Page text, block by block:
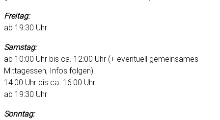
Freitag:
ab 19:30 Uhr
Samstag:
ab 10:00 Uhr bis ca. 12:00 Uhr (+ eventuell gemeinsames
Mittagessen, Infos folgen)
14:00 Uhr bis ca. 16:00 Uhr
ab 19:30 Uhr
Sonntag: